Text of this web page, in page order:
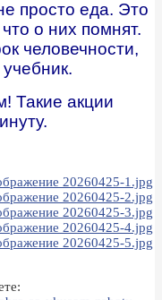
просто еда. Это
о них помнят.
человечности,
Такие акции